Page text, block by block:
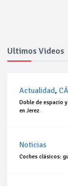
Ultimos Videos
Actualidad,
Doble de espacio
en Jerez
Noticias
Coches clásicos: